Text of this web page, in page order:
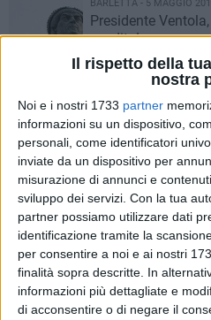
Il rispetto della
nostra
Noi e i nostri 1733 partner
informazioni su un dispositivo,
personali, come identificatori
inviate da un dispositivo per
misurazione di annunci e
sviluppo dei servizi. Con la tua
partner possiamo utilizzare dati
identificazione tramite la
per consentire a noi e ai nostri
finalità sopra descritte. In
informazioni più dettagliate e
di acconsentire o di negare il
BARLETTA - 5 MAGGIO
Presidente
vendita!
Barletta, le associazioni
BARLETTA - 5 MAGGIO 2010
Bloccata la ferrovia Corato-
BARLETTA - 4 MAGGIO 2010
Arrestato un funzionario
Barletta
BARLETTA - 4 MAGGIO 2010
Barletta, consiglio
BARLETTA - 4 MAGGIO 2010